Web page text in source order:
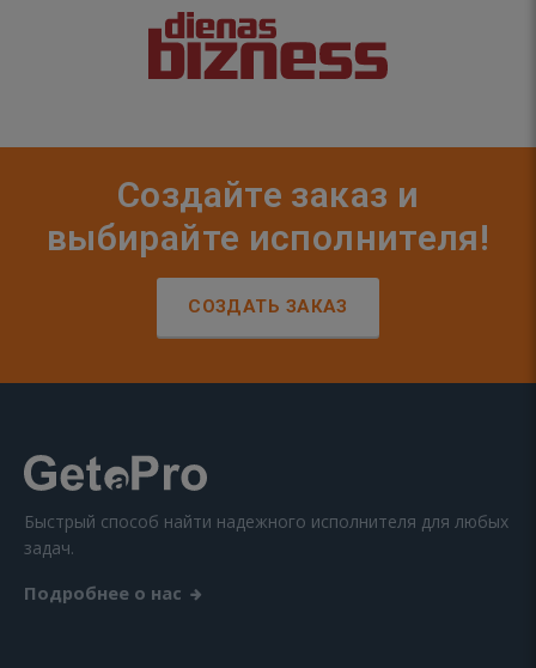
Создайте заказ и
выбирайте исполнителя!
СОЗДАТЬ ЗАКАЗ
Быстрый способ найти надежного исполнителя для любых
задач.
Подробнее о нас